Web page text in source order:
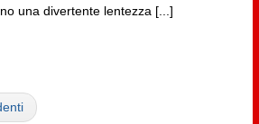
una divertente lentezza [...]